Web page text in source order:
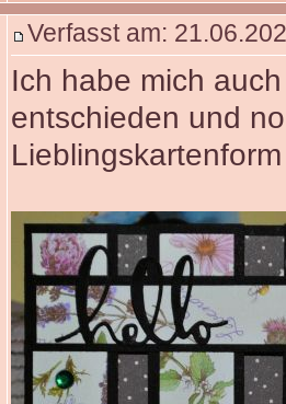
Verfasst am:
Ich habe mich
entschieden und